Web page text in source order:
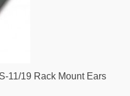
11/19 Rack Mount Ears